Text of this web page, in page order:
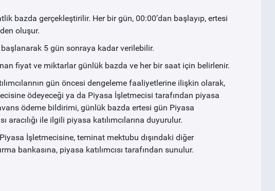
bazda gerçekleştirilir. Her bir gün, 00:00’dan başlayıp, ertesi
oluşur.
5 gün sonraya kadar verilebilir.
fiyat ve miktarlar günlük bazda ve her bir saat için belirlenir.
gün öncesi dengeleme faaliyetlerine ilişkin olarak,
ödeyeceği ya da Piyasa İşletmecisi tarafından piyasa
ödeme bildirimi, günlük bazda ertesi gün Piyasa
ile ilgili piyasa katılımcılarına duyurulur.
İşletmecisine, teminat mektubu dışındaki diğer
bankasına, piyasa katılımcısı tarafından sunulur.